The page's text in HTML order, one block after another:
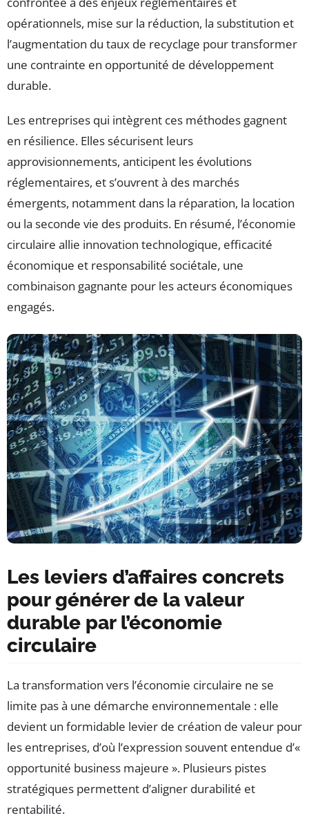
opérationnels, mise sur la réduction, la substitution et
l’augmentation du taux de recyclage pour transformer
une contrainte en opportunité de développement
durable.
Les entreprises qui intègrent ces méthodes gagnent
en résilience. Elles sécurisent leurs
approvisionnements, anticipent les évolutions
réglementaires, et s’ouvrent à des marchés
émergents, notamment dans la réparation, la location
ou la seconde vie des produits. En résumé, l’économie
circulaire allie innovation technologique, efficacité
économique et responsabilité sociétale, une
combinaison gagnante pour les acteurs économiques
engagés.
Les leviers d’affaires concrets
pour générer de la valeur
durable par l’économie
circulaire
La transformation vers l’économie circulaire ne se
limite pas à une démarche environnementale : elle
devient un formidable levier de création de valeur pour
les entreprises, d’où l’expression souvent entendue d’«
opportunité business majeure ». Plusieurs pistes
stratégiques permettent d’aligner durabilité et
rentabilité.